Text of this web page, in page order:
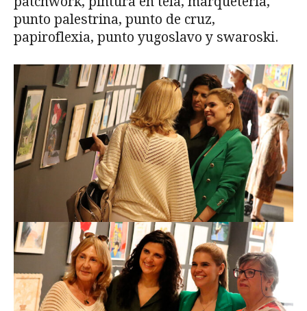
punto palestrina, punto de cruz,
papiroflexia, punto yugoslavo y swaroski.